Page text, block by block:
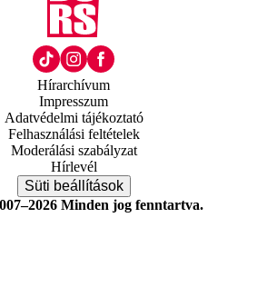
Hírarchívum
Impresszum
Adatvédelmi tájékoztató
Felhasználási feltételek
Moderálási szabályzat
Hírlevél
Süti beállítások
Minden jog fenntartva.